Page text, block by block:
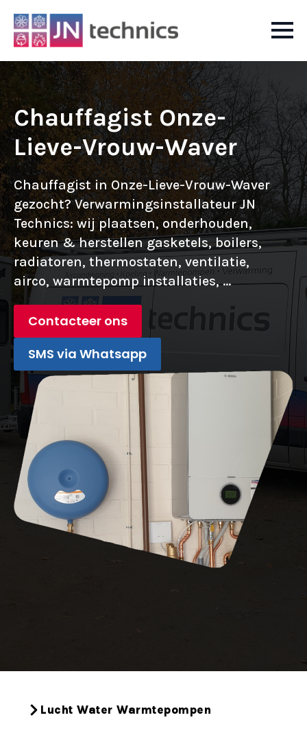
Chauffagist Onze-
Lieve-Vrouw-Waver
Chauffagist in Onze-Lieve-Vrouw-Waver
gezocht? Verwarmingsinstallateur JN
Technics: wij plaatsen, onderhouden,
keuren & herstellen gasketels, boilers,
radiatoren, thermostaten, ventilatie,
airco, warmtepomp installaties, ...
Contacteer ons
SMS via Whatsapp
Lucht Water Warmtepompen